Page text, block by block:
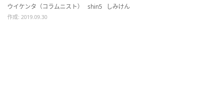
ウイケンタ（コラムニスト） shin5 しみけん
作成: 2019.09.30